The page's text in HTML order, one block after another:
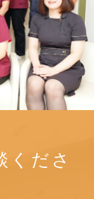
くださ